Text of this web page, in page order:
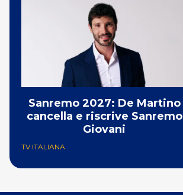
Sanremo 2027: De Martino
cancella e riscrive Sanremo
Giovani
TV ITALIANA